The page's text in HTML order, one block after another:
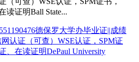
读证明Ball State...